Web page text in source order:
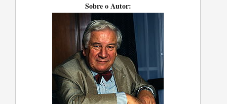
Sobre o Autor: